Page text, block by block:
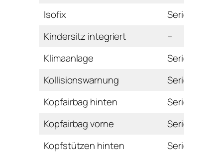
Isofix
Serie
Kindersitz integriert
–
Klimaanlage
Serie
Kollisionswarnung
Serie
Kopfairbag hinten
Serie
Kopfairbag vorne
Serie
Kopfstützen hinten
Serie